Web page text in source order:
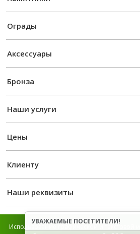
Ограды
Аксессуары
Бронза
Наши услуги
Цены
Клиенту
Наши реквизиты
Использование графической и текстовой
УВАЖАЕМЫЕ ПОСЕТИТЕЛИ!